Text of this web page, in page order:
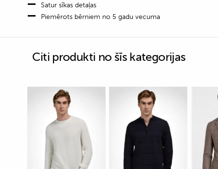
Satur sīkas detaļas
Piemērots bērniem no 5 gadu vecuma
Citi produkti no šīs kategorijas